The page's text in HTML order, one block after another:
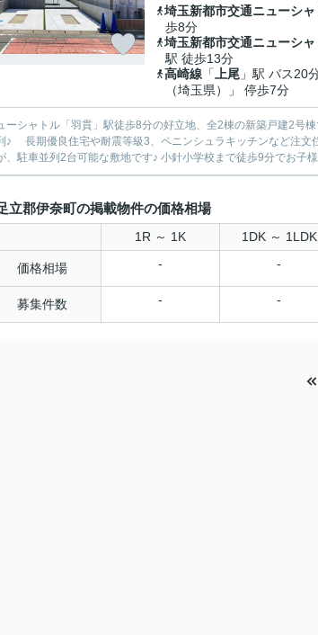
埼玉新都市交通ニューシャ
歩8分
埼玉新都市交通ニューシャ
駅 徒歩13分
高崎線 「 上尾 」駅 バス20
（埼玉県）」 停歩7分
ーシャトル「羽貫」駅徒歩8分の好立地、全2棟の新築戸建2号
♪ 長期優良住宅や耐震等級3、ペニンシュラキッチンなど注
、駐車並列2台可能な敷地です♪ 小針小学校まで徒歩9分でお子
立郡伊奈町の掲載物件の価格相場
1R ～ 1K 1DK ～ 1LDK
価格相場 - -
募集件数 - -